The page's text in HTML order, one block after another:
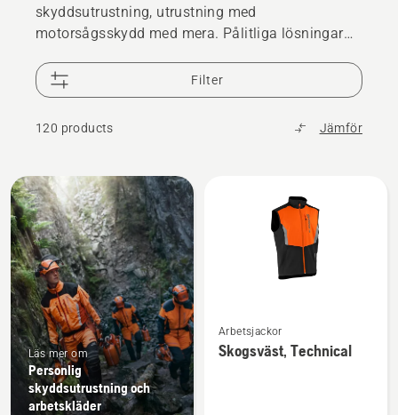
skyddsutrustning, utrustning med
motorsågsskydd med mera. Pålitliga lösningar
utmaningar.
Filter
120 products Jämför
Alla
produkter
Läs mer om
Personlig
skyddsutrustning och
arbetskläder
mer
information
Arbetsjackor
Skogsväst, Technical